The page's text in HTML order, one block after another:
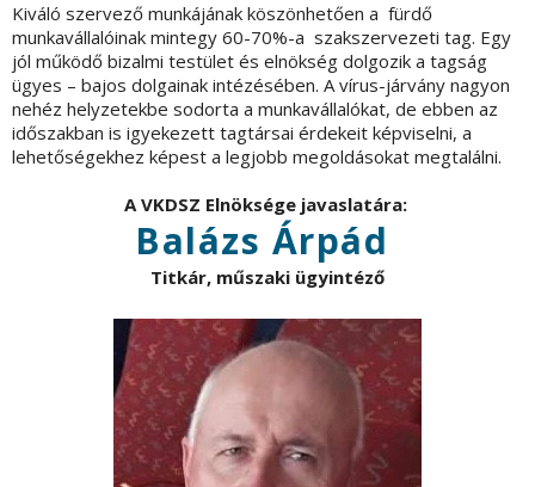
Kiváló szervező munkájának köszönhetően a fürdő
munkavállalóinak mintegy 60-70%-a szakszervezeti tag. Egy
jól működő bizalmi testület és elnökség dolgozik a tagság
ügyes – bajos dolgainak intézésében. A vírus-járvány nagyon
nehéz helyzetekbe sodorta a munkavállalókat, de ebben az
időszakban is igyekezett tagtársai érdekeit képviselni, a
lehetőségekhez képest a legjobb megoldásokat megtalálni.
A VKDSZ Elnöksége javaslatára:
Balázs Árpád
Titkár, műszaki ügyintéző